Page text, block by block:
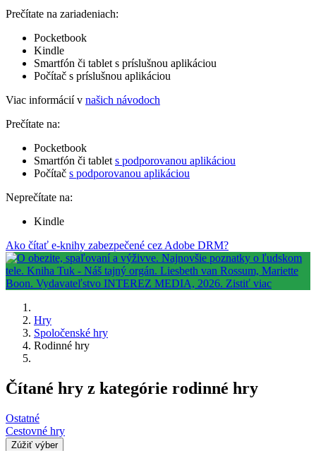
Prečítate na zariadeniach:
Pocketbook
Kindle
Smartfón či tablet s príslušnou aplikáciou
Počítač s príslušnou aplikáciou
Viac informácií v našich návodoch
Prečítate na:
Pocketbook
Smartfón či tablet s podporovanou aplikáciou
Počítač s podporovanou aplikáciou
Neprečítate na:
Kindle
Ako čítať e-knihy zabezpečené cez Adobe DRM?
Hry
Spoločenské hry
Rodinné hry
Čítané hry z kategórie rodinné hry
Ostatné
Cestovné hry
Zúžiť výber